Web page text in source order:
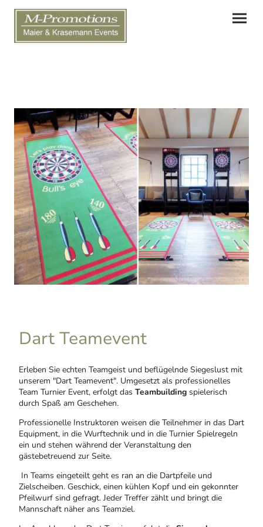
Dart Teamevent
Erleben Sie echten Teamgeist und beflügelnde Siegeslust mit
unserem "Dart Teamevent". Umgesetzt als professionelles
Team Turnier Event, erfolgt das Teambuilding spielerisch
durch Spaß am Geschehen.
Professionelle Instruktoren weisen die Teilnehmer in das Dart
Equipment, in die Wurftechnik und in die Turnier Spielregeln
ein und stehen während der Veranstaltung den
gästebetreuend zur Seite.
In Teams eingeteilt geht es ran an die Dartpfeile und
Zielscheiben. Geschick, einen kühlen Kopf und ein gekonnter
Pfeilwurf sind gefragt. Jeder Treffer zählt und bringt die
Mannschaft näher ans Teamziel.